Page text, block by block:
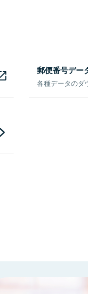
郵便番号デー
各種データのダ